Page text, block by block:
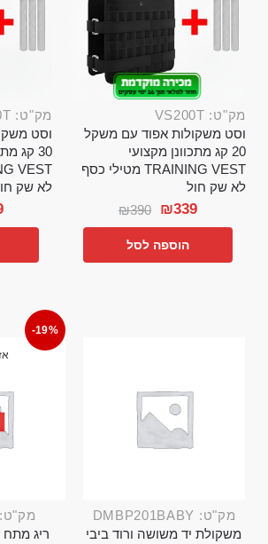
מק"ט: VS200T
וסט משקולות אפוד עם משקל
20 קג מתכוונן מקצועי
TRAINING VEST מטילי כסף
לא שק חול
₪390 ₪339
הוספה לסל
מק"ט: VS300T
וסט
30 קג
לא שק
מק"ט: DMBP201BABY
משקולת יד משושה ורוד ביבי
-19%
מק"ט: RGA1000
ריג מתח